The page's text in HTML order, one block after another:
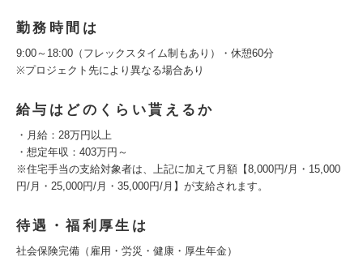
勤務時間は
9:00～18:00（フレックスタイム制もあり）・休憩60分
※プロジェクト先により異なる場合あり
給与はどのくらい貰えるか
・月給：28万円以上
・想定年収：403万円～
※住宅手当の支給対象者は、上記に加えて月額【8,000円/月・15,000
円/月・25,000円/月・35,000円/月】が支給されます。
待遇・福利厚生は
社会保険完備（雇用・労災・健康・厚生年金）